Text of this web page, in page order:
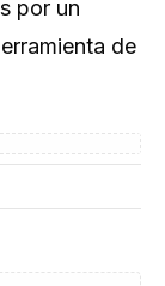
por un
de